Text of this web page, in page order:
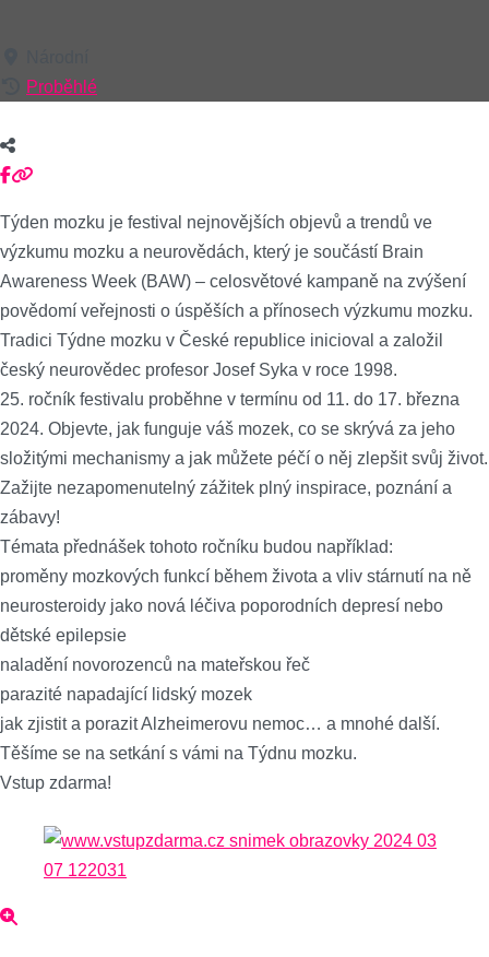
Proběhlé
Týden mozku je festival nejnovějších objevů a trendů ve
výzkumu mozku a neurovědách, který je součástí Brain
Awareness Week (BAW) – celosvětové kampaně na zvýšení
povědomí veřejnosti o úspěších a přínosech výzkumu mozku.
Tradici Týdne mozku v České republice inicioval a založil
český neurovědec profesor Josef Syka v roce 1998.
25. ročník festivalu proběhne v termínu od 11. do 17. března
2024. Objevte, jak funguje váš mozek, co se skrývá za jeho
složitými mechanismy a jak můžete péčí o něj zlepšit svůj život.
Zažijte nezapomenutelný zážitek plný inspirace, poznání a
zábavy!
Témata přednášek tohoto ročníku budou například:
proměny mozkových funkcí během života a vliv stárnutí na ně
neurosteroidy jako nová léčiva poporodních depresí nebo
dětské epilepsie
naladění novorozenců na mateřskou řeč
parazité napadající lidský mozek
jak zjistit a porazit Alzheimerovu nemoc… a mnohé další.
Těšíme se na setkání s vámi na Týdnu mozku.
Vstup zdarma!